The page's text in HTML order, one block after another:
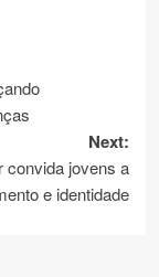
Next:
convida jovens a
e identidade